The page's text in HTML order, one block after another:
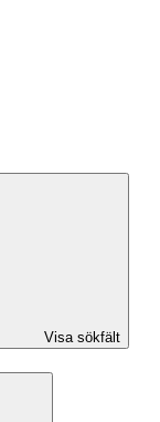
Visa sökfält